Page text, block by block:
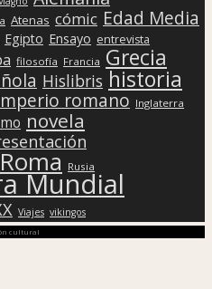
Atenas cómic Edad Media
Egipto Ensayo entrevista
filosofía Francia Grecia
Hislibris historia
romano Inglaterra
novela
Roma Rusia
Mundial
Viajes vikingos
cultural